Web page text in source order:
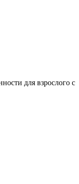
для взрослого с